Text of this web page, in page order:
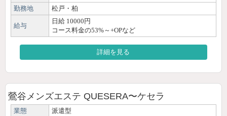
勤務地
松戸・柏
給与
日給 10000円
コース料金の53%～+OPなど
詳細を見る
鶯谷メンズエステ QUESERA〜ケセラ
業態
派遣型